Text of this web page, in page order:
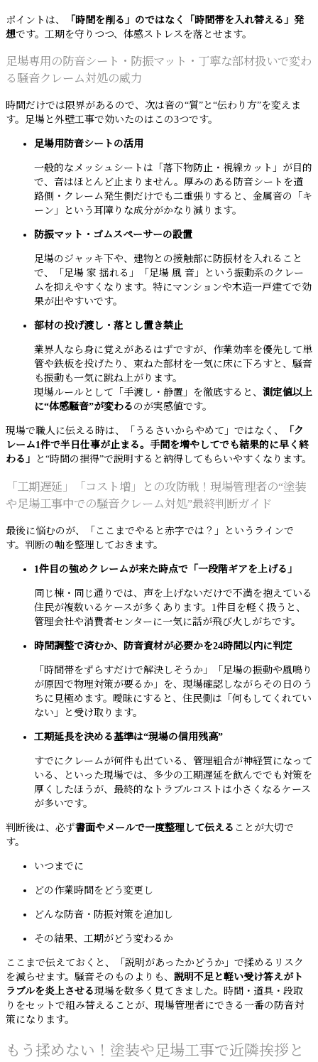
ポイントは、
「時間を削る」のではなく「時間帯を入れ替える」発
想です。工期を守りつつ、体感ストレスを落とせます。
足場専用の防音シート・防振マット・丁寧な部材扱いで変わ
る騒音クレーム対処の威力
時間だけでは限界があるので、次は音の“質”と“伝わり方”を変えま
す。足場と外壁工事で効いたのはこの3つです。
足場用防音シートの活用
一般的なメッシュシートは「落下物防止・視線カット」が目的
で、音はほとんど止まりません。厚みのある防音シートを道
路側・クレーム発生側だけでも二重張りすると、金属音の「キ
ーン」という耳障りな成分がかなり減ります。
防振マット・ゴムスペーサーの設置
足場のジャッキ下や、建物との接触部に防振材を入れること
で、「足場 家 揺れる」「足場 風 音」という振動系のクレー
ムを抑えやすくなります。特にマンションや木造一戸建てで効
果が出やすいです。
部材の投げ渡し・落とし置き禁止
業界人なら身に覚えがあるはずですが、作業効率を優先して単
管や鉄板を投げたり、束ねた部材を一気に床に下ろすと、騒音
も振動も一気に跳ね上がります。
現場ルールとして「手渡し・静置」を徹底すると、 測定値以上
に“体感騒音”が変わる のが実感値です。
現場で職人に伝える時は、「うるさいからやめて」ではなく、
「ク
レーム1件で半日仕事が止まる。手間を増やしてでも結果的に早く終
わる」
と“時間の損得”で説明すると納得してもらいやすくなります。
「工期遅延」「コスト増」との攻防戦！現場管理者の“塗装
や足場工事中での騒音クレーム対処”最終判断ガイド
最後に悩むのが、「ここまでやると赤字では？」というラインで
す。判断の軸を整理しておきます。
1件目の強めクレームが来た時点で「一段階ギアを上げる」
同じ棟・同じ通りでは、声を上げないだけで不満を抱えている
住民が複数いるケースが多くあります。1件目を軽く扱うと、
管理会社や消費者センターに一気に話が飛び火しがちです。
時間調整で済むか、防音資材が必要かを24時間以内に判定
「時間帯をずらすだけで解決しそうか」「足場の振動や風鳴り
が原因で物理対策が要るか」を、現場確認しながらその日のう
ちに見極めます。曖昧にすると、住民側は「何もしてくれてい
ない」と受け取ります。
工期延長を決める基準は“現場の信用残高”
すでにクレームが何件も出ている、管理組合が神経質になって
いる、といった現場では、多少の工期遅延を飲んででも対策を
厚くしたほうが、最終的なトラブルコストは小さくなるケース
が多いです。
判断後は、必ず書面やメールで一度整理して伝える ことが大切で
す。
いつまでに
どの作業時間をどう変更し
どんな防音・防振対策を追加し
その結果、工期がどう変わるか
ここまで伝えておくと、「説明があったかどうか」で揉めるリスク
を減らせます。騒音そのものよりも、 説明不足と軽い受け答えがト
ラブルを炎上させる現場を数多く見てきました。時間・道具・段取
りをセットで組み替えることが、現場管理者にできる一番の防音対
策になります。
もう揉めない！塗装や足場工事で近隣挨拶と